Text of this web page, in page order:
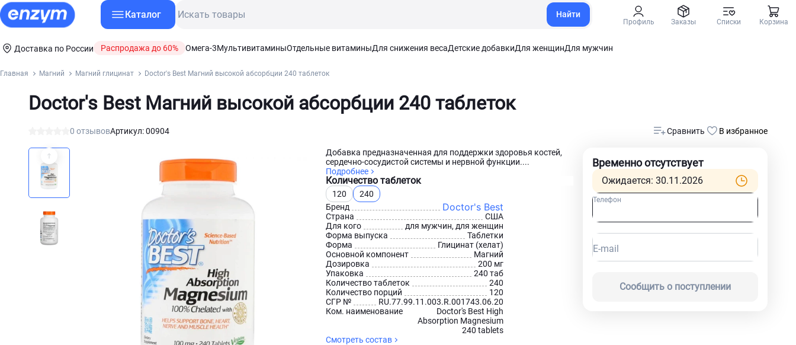
Каталог Найти
Профиль Заказы Списки Корзина
Доставка по России Распродажа до 60% Омега-3МультивитаминыОтдельные витаминыДля снижения весаДетские добавкиДля женщинДля мужчин
Главная Магний Магний глицинат Doctor's Best Магний высокой абсорбции 240 таблеток
Doctor's Best Магний высокой абсорбции 240 таблеток
0 отзывовАртикул: 00904 Сравнить В избранное
Добавка предназначенная для поддержки здоровья костей,
сердечно-сосудистой системы и нервной функции....
Подробнее
Количество таблеток
120
240
Бренд
Doctor's Best
Страна
США
Для кого
для мужчин, для женщин
Форма выпуска
Таблетки
Форма
Глицинат (хелат)
Основной компонент
Магний
Дозировка
200 мг
Упаковка
240 таб
Количество таблеток
240
Количество порций
120
СГР №
RU.77.99.11.003.R.001743.06.20
Ком. наименование
Doctor's Best High
Absorption Magnesium
240 tablets
Смотреть состав
Временно отсутствует
Ожидается: 30.11.2026
Телефон
E-mail
Сообщить о поступлении